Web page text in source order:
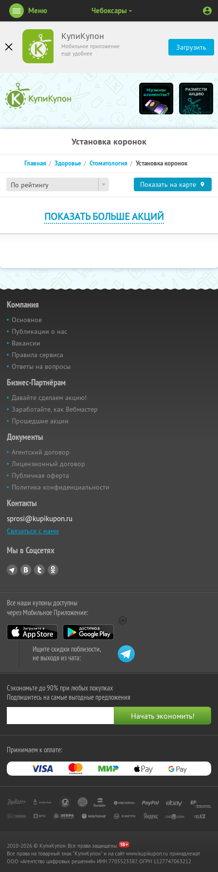
КупиКупон
Мобильное приложение
ещё удобнее
Загрузить
Меню Чебоксары
Установка коронок
По рейтингу
Главная Здоровье Стоматология Установка коронок
Показать на карте
ПОКАЗАТЬ БОЛЬШЕ АКЦИЙ
Компания
Основное
Публикации о нас
Вакансии
Правила сервиса
Ответы на вопросы
Бизнес-Партнёрам
Давайте сделаем акцию!
Заработайте, как Вебмастер
Прошедшие акции
Документы
Агентский договор
Лицензионный договор
Публичная оферта
Политика конфиденциальности
Контакты
sprosi@kupikupon.ru
Связаться с нами
Мы в Соцсетях
Все наши купоны доступны
через Мобильное Приложение:
Ищите скидки поблизости,
не выходя из чата:
Сэкономьте до 90% при любых покупках
Подпишитесь на самые выгодные предложения
Принимаем к оплате:
2010-2026 © КупиКупон. Все права защищены.
Все права на товарный знак "КупиКупон" и на сайт www.kupikupon.ru принадлежат
OOO «Агентство цифровых решений» ИНН 7705523387, ОГРН 1127747063212